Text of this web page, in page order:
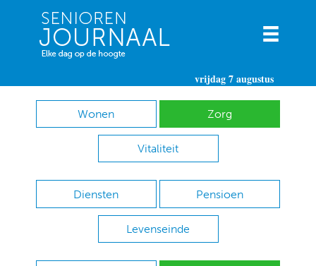
vrijdag 7 augustus
Wonen Zorg
Vitaliteit
Diensten Pensioen
Levenseinde